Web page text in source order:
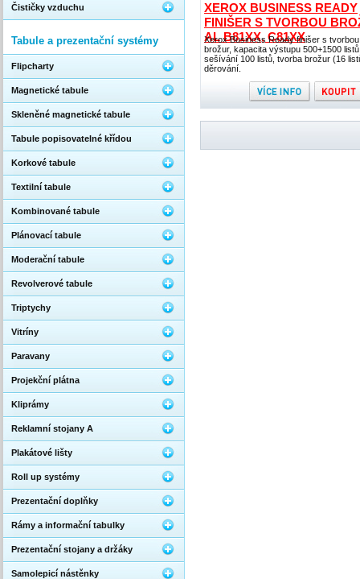
XEROX BUSINESS READY
FINIŠER S TVORBOU
AL B81XX, C81XX
Xerox Business Ready finišer s tvorbou
brožur, kapacita výstupu 500+1500
sešívání 100 listů, tvorba brožur (16
děrování.
Čističky vzduchu
Tabule a prezentační systémy
Flipcharty
Magnetické tabule
Skleněné magnetické tabule
Tabule popisovatelné křídou
Korkové tabule
Textilní tabule
Kombinované tabule
Plánovací tabule
Moderační tabule
Revolverové tabule
Triptychy
Vitríny
Paravany
Projekční plátna
Kliprámy
Reklamní stojany A
Plakátové lišty
Roll up systémy
Prezentační doplňky
Rámy a informační tabulky
Prezentační stojany a držáky
Samolepicí nástěnky